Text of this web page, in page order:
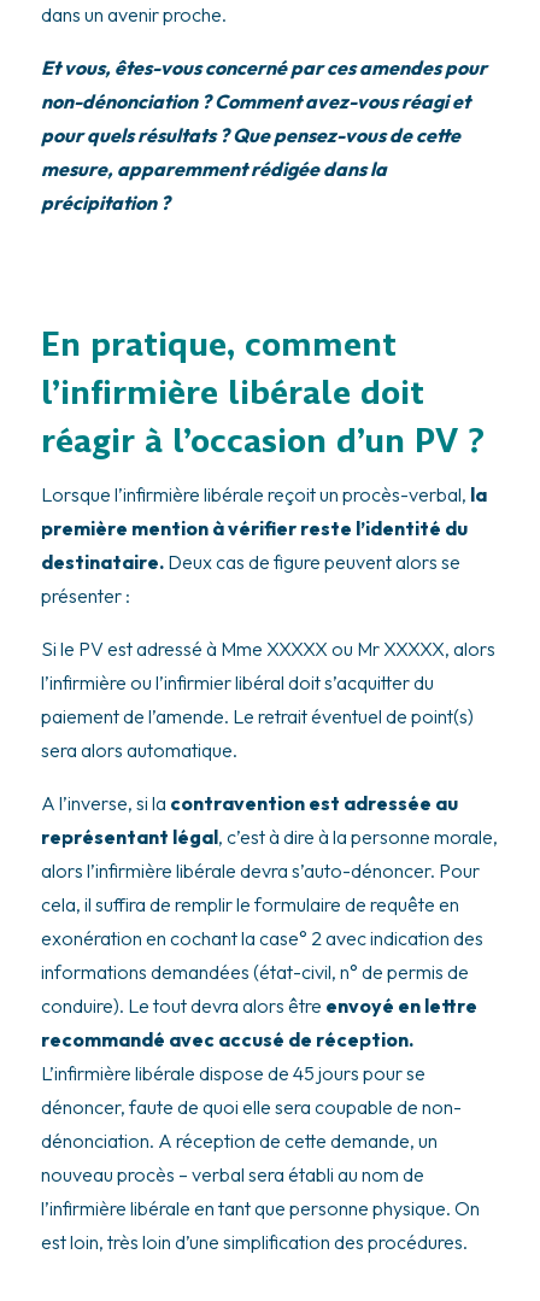
dans un avenir proche.
Et vous, êtes-vous concerné par ces amendes pour
non-dénonciation ? Comment avez-vous réagi et
pour quels résultats ? Que pensez-vous de cette
mesure, apparemment rédigée dans la
précipitation ?
En pratique, comment
l’infirmière libérale doit
réagir à l’occasion d’un PV ?
Lorsque l’infirmière libérale reçoit un procès-verbal, la
première mention à vérifier reste l’identité du
destinataire. Deux cas de figure peuvent alors se
présenter :
Si le PV est adressé à Mme XXXXX ou Mr XXXXX, alors
l’infirmière ou l’infirmier libéral doit s’acquitter du
paiement de l’amende. Le retrait éventuel de point(s)
sera alors automatique.
A l’inverse, si la contravention est adressée au
représentant légal, c’est à dire à la personne morale,
alors l’infirmière libérale devra s’auto-dénoncer. Pour
cela, il suffira de remplir le formulaire de requête en
exonération en cochant la case° 2 avec indication des
informations demandées (état-civil, n° de permis de
conduire). Le tout devra alors être envoyé en lettre
recommandé avec accusé de réception.
L’infirmière libérale dispose de 45 jours pour se
dénoncer, faute de quoi elle sera coupable de non-
dénonciation. A réception de cette demande, un
nouveau procès – verbal sera établi au nom de
l’infirmière libérale en tant que personne physique. On
est loin, très loin d’une simplification des procédures.